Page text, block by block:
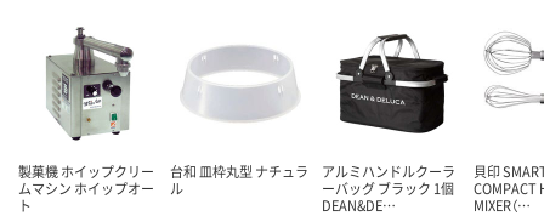
製菓機 ホイップクリー
ムマシン ホイップオー
ト
台和 皿枠丸型 ナチュラ
ル
アルミハンドルクーラ
ーバッグ ブラック 1個
DEAN&DE…
貝印
COMPACT
MIXER（…